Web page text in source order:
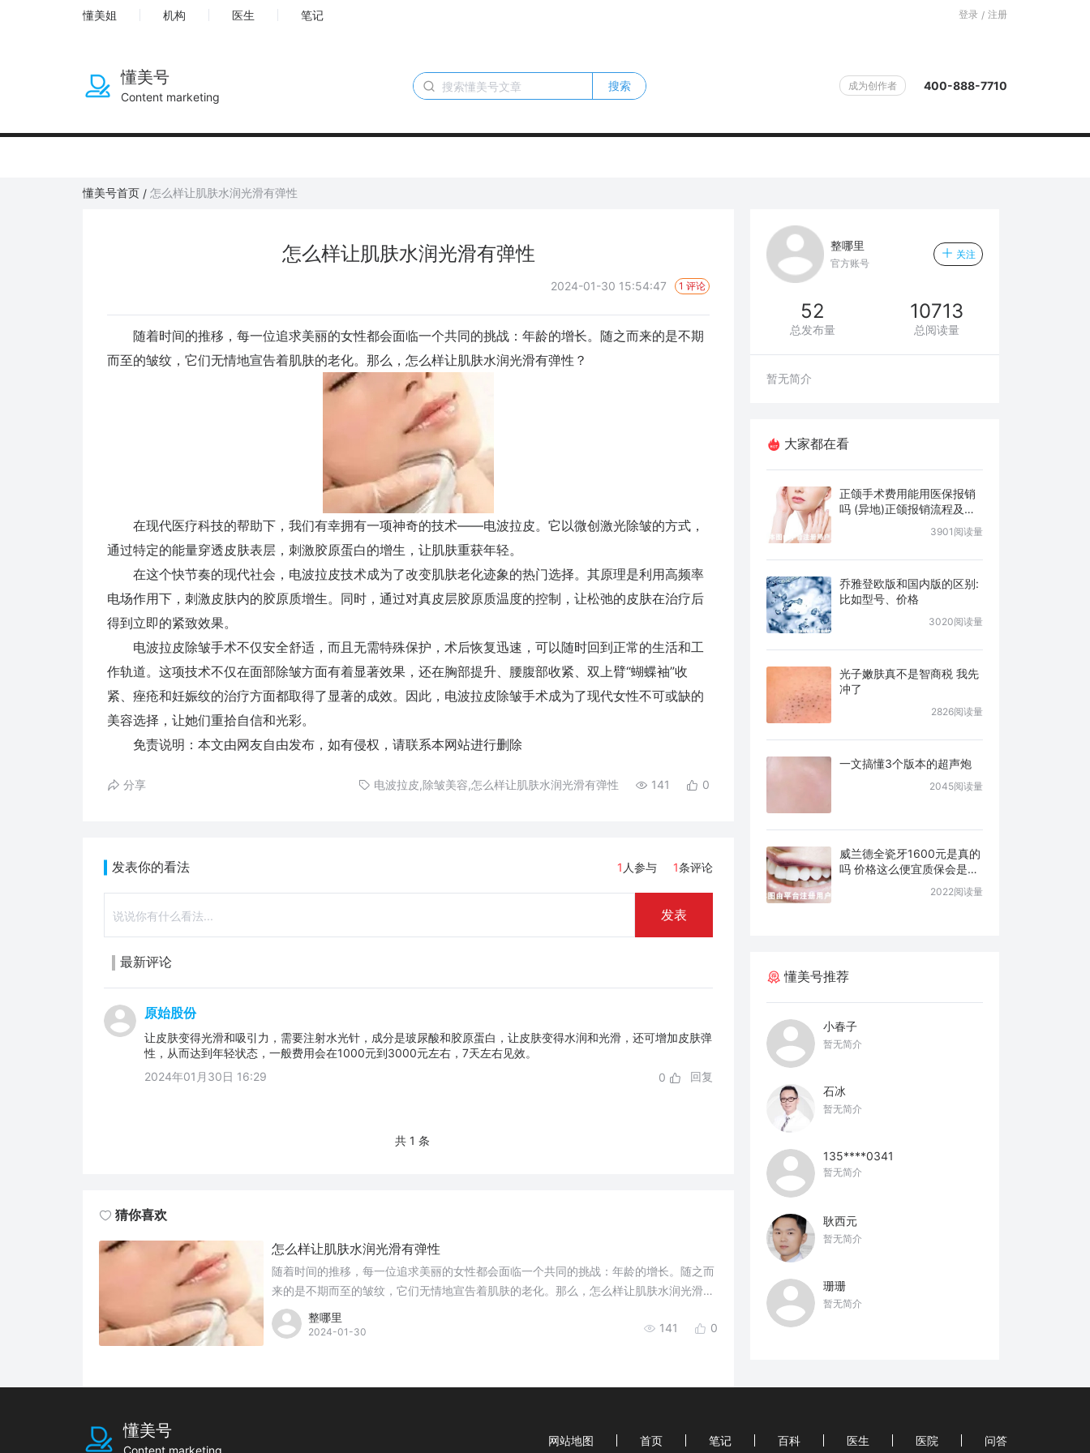
懂美姐 机构 医生 笔记 登录 / 注册
懂美号
Content marketing
搜索 成为创作者 400-888-7710
懂美号首页 / 怎么样让肌肤水润光滑有弹性
怎么样让肌肤水润光滑有弹性
2024-01-30 15:54:47 1 评论
随着时间的推移，每一位追求美丽的女性都会面临一个共同的挑战：年龄的增长。随之而来的是不期
而至的皱纹，它们无情地宣告着肌肤的老化。那么，怎么样让肌肤水润光滑有弹性？
在现代医疗科技的帮助下，我们有幸拥有一项神奇的技术——电波拉皮。它以微创激光除皱的方式，
通过特定的能量穿透皮肤表层，刺激胶原蛋白的增生，让肌肤重获年轻。
在这个快节奏的现代社会，电波拉皮技术成为了改变肌肤老化迹象的热门选择。其原理是利用高频率
电场作用下，刺激皮肤内的胶原质增生。同时，通过对真皮层胶原质温度的控制，让松弛的皮肤在治疗后
得到立即的紧致效果。
电波拉皮除皱手术不仅安全舒适，而且无需特殊保护，术后恢复迅速，可以随时回到正常的生活和工
作轨道。这项技术不仅在面部除皱方面有着显著效果，还在胸部提升、腰腹部收紧、双上臂“蝴蝶袖”收
紧、痤疮和妊娠纹的治疗方面都取得了显著的成效。因此，电波拉皮除皱手术成为了现代女性不可或缺的
美容选择，让她们重拾自信和光彩。
免责说明：本文由网友自由发布，如有侵权，请联系本网站进行删除
分享 电波拉皮,除皱美容,怎么样让肌肤水润光滑有弹性 141 0
发表你的看法 1 人参与 1条评论
发表
最新评论
原始股份
让皮肤变得光滑和吸引力，需要注射水光针，成分是玻尿酸和胶原蛋白，让皮肤变得水润和光滑，还可增加皮肤弹
性，从而达到年轻状态，一般费用会在1000元到3000元左右，7天左右见效。
2024年01月30日 16:29
0 回复
共 1 条
猜你喜欢
怎么样让肌肤水润光滑有弹性
随着时间的推移，每一位追求美丽的女性都会面临一个共同的挑战：年龄的增长。随之而
来的是不期而至的皱纹，它们无情地宣告着肌肤的老化。那么，怎么样让肌肤水润光滑有
弹性？
整哪里
2024-01-30 141 0
整哪里
官方账号
关注
52
总发布量
10713
总阅读量
暂无简介
大家都在看
正颌手术费用能用医保报销
吗 (异地)正颌报销流程及条
3901阅读量
乔雅登欧版和国内版的区别:
比如型号、价格
3020阅读量
光子嫩肤真不是智商税 我先
冲了
2826阅读量
一文搞懂3个版本的超声炮
2045阅读量
威兰德全瓷牙1600元是真的
吗 价格这么便宜质保会是几
2022阅读量
懂美号推荐
小春子
暂无简介
石冰
暂无简介
135****0341
暂无简介
耿西元
暂无简介
珊珊
暂无简介
懂美号
Content marketing
网站地图 首页 笔记 百科 医生 医院 问答